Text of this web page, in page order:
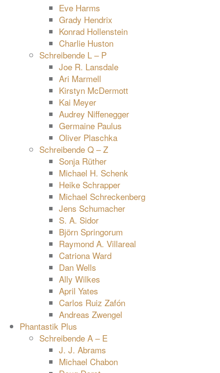
Eve Harms
Grady Hendrix
Konrad Hollenstein
Charlie Huston
Schreibende L – P
Joe R. Lansdale
Ari Marmell
Kirstyn McDermott
Kai Meyer
Audrey Niffenegger
Germaine Paulus
Oliver Plaschka
Schreibende Q – Z
Sonja Rüther
Michael H. Schenk
Heike Schrapper
Michael Schreckenberg
Jens Schumacher
S. A. Sidor
Björn Springorum
Raymond A. Villareal
Catriona Ward
Dan Wells
Ally Wilkes
April Yates
Carlos Ruiz Zafón
Andreas Zwengel
Phantastik Plus
Schreibende A – E
J. J. Abrams
Michael Chabon